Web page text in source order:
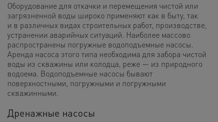
Оборудование для откачки и перемещения чистой или
загрязненной воды широко применяют как в быту, так
и в различных видах строительных работ, производстве,
устранении аварийных ситуаций. Наиболее массово
распространены погружные водоподъемные насосы.
Аренда насоса этого типа необходима для забора чистой
воды из скважины или колодца, реже — из природного
водоема. Водоподъемные насосы бывают
поверхностными, погружными и погружными
скважинными.
Дренажные насосы